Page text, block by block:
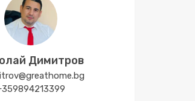
Димитров